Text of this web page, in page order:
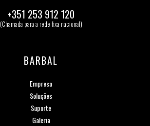
+351 253 912 120
(Chamada para a rede fixa nacional)
BARBAL
Empresa
Soluções
Suporte
Galeria